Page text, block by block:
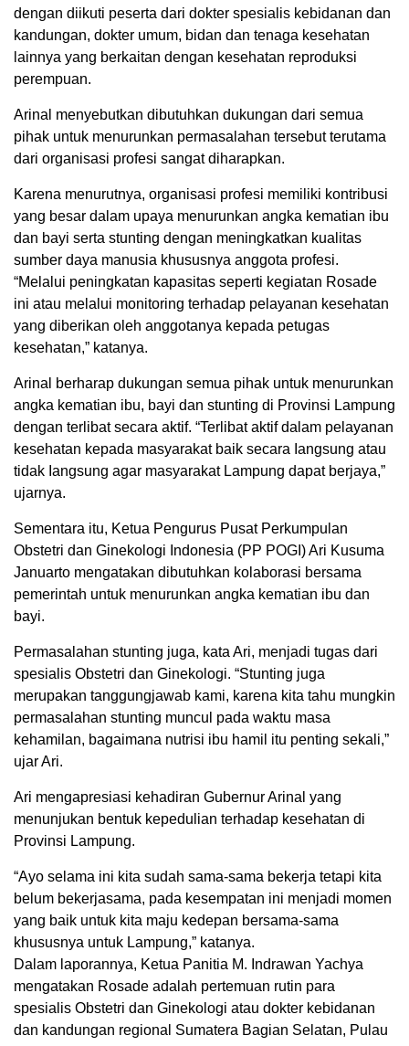
dengan diikuti peserta dari dokter spesialis kebidanan dan
kandungan, dokter umum, bidan dan tenaga kesehatan
lainnya yang berkaitan dengan kesehatan reproduksi
perempuan.
Arinal menyebutkan dibutuhkan dukungan dari semua
pihak untuk menurunkan permasalahan tersebut terutama
dari organisasi profesi sangat diharapkan.
Karena menurutnya, organisasi profesi memiliki kontribusi
yang besar dalam upaya menurunkan angka kematian ibu
dan bayi serta stunting dengan meningkatkan kualitas
sumber daya manusia khususnya anggota profesi.
“Melalui peningkatan kapasitas seperti kegiatan Rosade
ini atau melalui monitoring terhadap pelayanan kesehatan
yang diberikan oleh anggotanya kepada petugas
kesehatan,” katanya.
Arinal berharap dukungan semua pihak untuk menurunkan
angka kematian ibu, bayi dan stunting di Provinsi Lampung
dengan terlibat secara aktif. “Terlibat aktif dalam pelayanan
kesehatan kepada masyarakat baik secara Iangsung atau
tidak Iangsung agar masyarakat Lampung dapat berjaya,”
ujarnya.
Sementara itu, Ketua Pengurus Pusat Perkumpulan
Obstetri dan Ginekologi Indonesia (PP POGI) Ari Kusuma
Januarto mengatakan dibutuhkan kolaborasi bersama
pemerintah untuk menurunkan angka kematian ibu dan
bayi.
Permasalahan stunting juga, kata Ari, menjadi tugas dari
spesialis Obstetri dan Ginekologi. “Stunting juga
merupakan tanggungjawab kami, karena kita tahu mungkin
permasalahan stunting muncul pada waktu masa
kehamilan, bagaimana nutrisi ibu hamil itu penting sekali,”
ujar Ari.
Ari mengapresiasi kehadiran Gubernur Arinal yang
menunjukan bentuk kepedulian terhadap kesehatan di
Provinsi Lampung.
“Ayo selama ini kita sudah sama-sama bekerja tetapi kita
belum bekerjasama, pada kesempatan ini menjadi momen
yang baik untuk kita maju kedepan bersama-sama
khususnya untuk Lampung,” katanya.
Dalam laporannya, Ketua Panitia M. Indrawan Yachya
mengatakan Rosade adalah pertemuan rutin para
spesialis Obstetri dan Ginekologi atau dokter kebidanan
dan kandungan regional Sumatera Bagian Selatan, Pulau